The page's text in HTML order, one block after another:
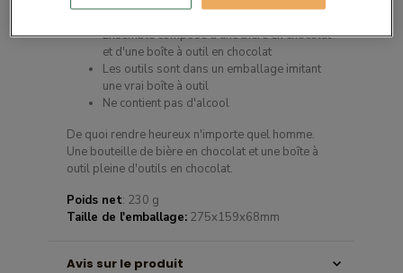
Ensemble composé d'une bière en chocolat
et d'une boîte à outil en chocolat
Les outils sont dans un emballage imitant
une vrai boîte à outil
Ne contient pas d'alcool
De quoi rendre heureux n'importe quel homme.
Une bouteille de bière en chocolat et une boîte à
outil pleine d'outils en chocolat.
Poids net: 230 g
Taille de l'emballage: 275x159x68mm
Avis sur le produit